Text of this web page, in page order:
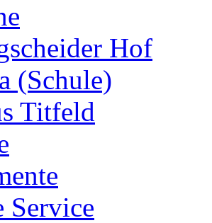
Hof
(Schule)
Titfeld
Service